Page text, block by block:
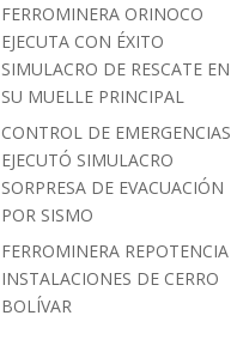
FERROMINERA ORINOCO
EJECUTA CON ÉXITO
SIMULACRO DE RESCATE EN
SU MUELLE PRINCIPAL
CONTROL DE EMERGENCIAS
EJECUTÓ SIMULACRO
SORPRESA DE EVACUACIÓN
POR SISMO
FERROMINERA REPOTENCIA
INSTALACIONES DE CERRO
BOLÍVAR